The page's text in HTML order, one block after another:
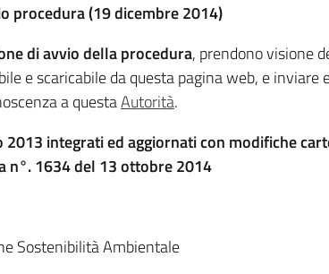
procedura (19 dicembre 2014)
di avvio della procedura, prendono visione
e scaricabile da questa pagina web, e
a questaAutorità.
integrati ed aggiornati con modifiche
n°. 1634 del 13 ottobre 2014
Sostenibilità Ambientale